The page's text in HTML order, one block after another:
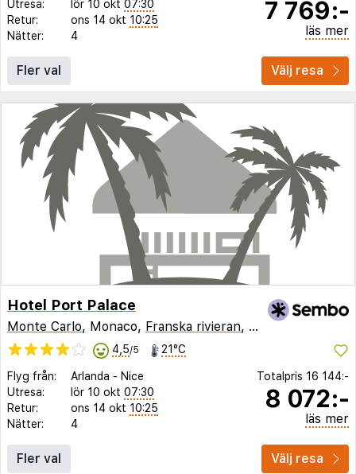
Utresa:
lör 10 okt 07:30
Retur:
ons 14 okt 10:25
Nätter:
4
7 769:-
läs mer
Fler val Välj resa
Hotel Port Palace
Monte Carlo, Monaco, Franska rivieran, Frankrike
4,5/5 21°C
Flyg från: Arlanda - Nice
Utresa:
lör 10 okt 07:30
Retur:
ons 14 okt 10:25
Nätter:
4
Totalpris 16 144:-
8 072:-
läs mer
Fler val Välj resa